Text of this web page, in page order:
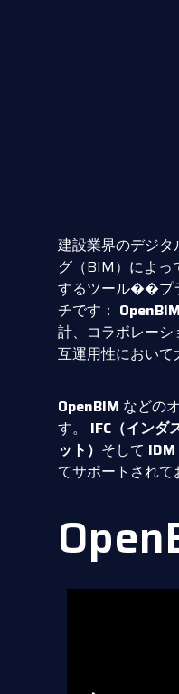
建設業界のデジ
グ（BIM）によっ
するツール��プ
チです： OpenBIM
計、コラボレー
互運用性において
OpenBIM などの
す。 IFC（インダ
ット） そして IDM
てサポートされて